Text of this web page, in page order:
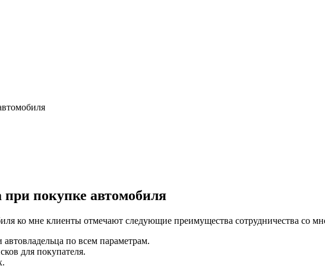
покупке автомобиля
ко мне клиенты отмечают следующие преимущества сотрудничества со
по всем параметрам.
для покупателя.